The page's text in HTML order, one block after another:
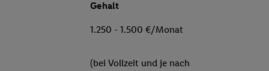
Gehalt
1.250 - 1.500 €/Monat
(bei Vollzeit und je nach